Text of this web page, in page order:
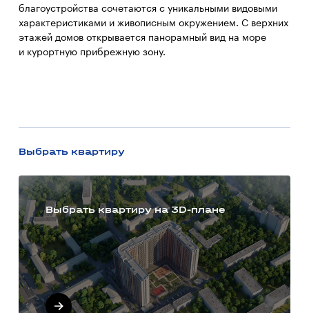
благоустройства сочетаются с уникальными видовыми
характеристиками и живописным окружением. С верхних
этажей домов открывается панорамный вид на море
и курортную прибрежную зону.
Выбрать квартиру
Выбрать квартиру на 3D-плане